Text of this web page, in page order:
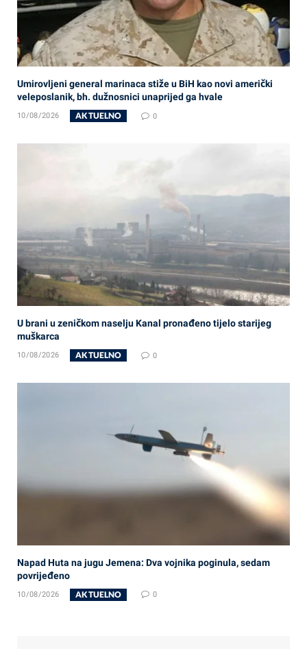
Umirovljeni general marinaca stiže u BiH kao novi američki
veleposlanik, bh. dužnosnici unaprijed ga hvale
10/08/2026 AKTUELNO 0
U brani u zeničkom naselju Kanal pronađeno tijelo starijeg
muškarca
10/08/2026 AKTUELNO 0
Napad Huta na jugu Jemena: Dva vojnika poginula, sedam
povrijeđeno
10/08/2026 AKTUELNO 0